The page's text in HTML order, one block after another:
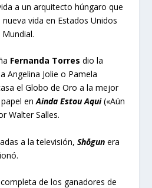
a un arquitecto húngaro que
vida en Estados Unidos
Fernanda Torres dio la
Angelina Jolie o Pamela
el Globo de Oro a la mejor
papel enAinda Estou Aqui(«Aún
Walter Salles.
a la televisión,Shōgunera
de los ganadores de